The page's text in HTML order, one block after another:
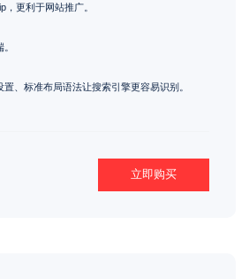
，更利于网站推广。
、标准布局语法让搜索引擎更容易识别。
立即购买